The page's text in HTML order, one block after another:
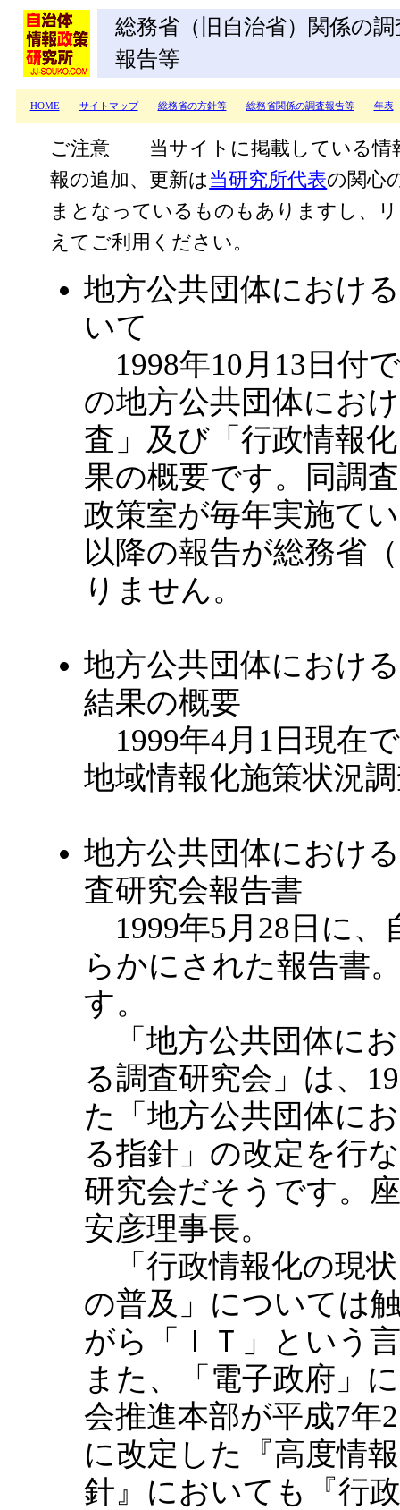
総務省（旧自治省）関係の調
報告等
HOME サイトマップ 総務省の方針等 総務省関係の調査報告等 年表
ご注意 当サイトに掲載している情
報の追加、更新は 当研究所代表の関心
まとなっているものもありますし、
えてご利用ください。
地方公共団体におけ
いて
1998年10月13日付
の地方公共団体にお
査」及び「行政情報
果の概要です。同調
政策室が毎年実施て
以降の報告が総務省
りません。
地方公共団体におけ
結果の概要
1999年4月1日現在
地域情報化施策状況
地方公共団体におけ
査研究会報告書
1999年5月28日に、
らかにされた報告書
す。
「地方公共団体に
る調査研究会」は、
た「地方公共団体に
る指針」の改定を行
研究会だそうです。
安彦理事長。
「行政情報化の現
の普及」については
がら「ＩＴ」という
また、「電子政府」
会推進本部が平成7年
に改定した『高度情
針』においても『行